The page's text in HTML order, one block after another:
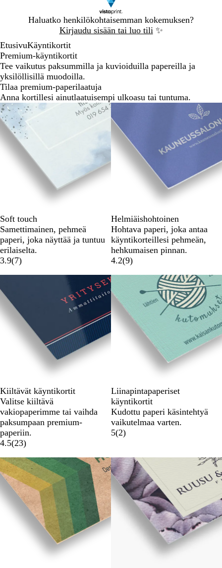
Haluatko henkilökohtaisemman kokemuksen?
Kirjaudu sisään tai luo tili ✨
1
EtusivuKäyntikortit
Premium-käyntikortit
Tee vaikutus paksummilla ja kuvioiduilla papereilla ja
yksilöllisillä muodoilla.
Tilaa premium-paperilaatuja
Anna kortillesi ainutlaatuisempi ulkoasu tai tuntuma.
Soft touch
Samettimainen, pehmeä
paperi, joka näyttää ja tuntuu
erilaiselta.
3.9(7)
Helmiäishohtoinen
Hohtava paperi, joka antaa
käyntikorteillesi pehmeän,
hehkumaisen pinnan.
4.2(9)
Kiiltävät käyntikortit
Valitse kiiltävä
vakiopaperimme tai vaihda
paksumpaan premium-
paperiin.
4.5(23)
Liinapintapaperiset
käyntikortit
Kudottu paperi käsintehtyä
vaikutelmaa varten.
5(2)